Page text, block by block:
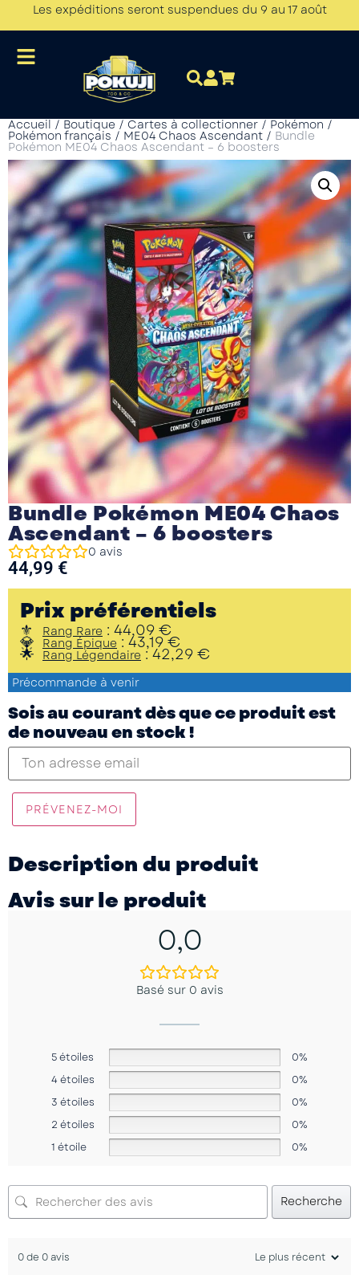
Les expéditions seront suspendues du 9 au 17 août
Accueil / Boutique / Cartes à collectionner / Pokémon /
Pokémon français / ME04 Chaos Ascendant / Bundle
Pokémon ME04 Chaos Ascendant – 6 boosters
Bundle Pokémon ME04 Chaos
Ascendant – 6 boosters
0 avis
44,99 €
Prix préférentiels
Rang Rare : 44,09€
Rang Épique : 43,19€
Rang Légendaire :42,29€
Précommande à venir
Sois au courant dès que ce produit est
de nouveau en stock !
PRÉVENEZ-MOI
Description du produit
Avis sur le produit
0,0
Basé sur 0 avis
5 étoiles
0%
4 étoiles
0%
3 étoiles
0%
2 étoiles
0%
1 étoile
0%
Recherche
0 de 0 avis